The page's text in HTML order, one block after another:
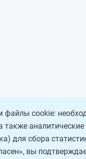
файлы cookie:
также аналитические
для сбора
вы